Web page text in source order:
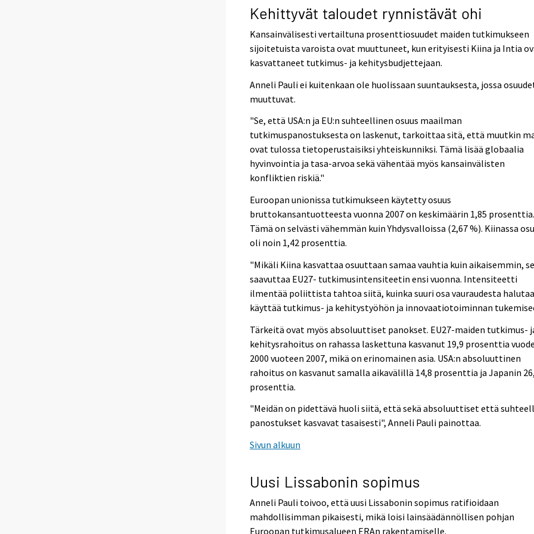
Kehittyvät taloudet rynnistävät ohi
Kansainvälisesti vertailtuna prosenttiosuudet maiden tutkimukseen
sijoitetuista varoista ovat muuttuneet, kun erityisesti Kiina ja Intia
kasvattaneet tutkimus- ja kehitysbudjettejaan.
Anneli Pauli ei kuitenkaan ole huolissaan suuntauksesta, jossa
muuttuvat.
"Se, että USA:n ja EU:n suhteellinen osuus maailman
tutkimuspanostuksesta on laskenut, tarkoittaa sitä, että muutkin
ovat tulossa tietoperustaisiksi yhteiskunniksi. Tämä lisää globaalia
hyvinvointia ja tasa-arvoa sekä vähentää myös kansainvälisten
konfliktien riskiä."
Euroopan unionissa tutkimukseen käytetty osuus
bruttokansantuotteesta vuonna 2007 on keskimäärin 1,85 prosenttia.
Tämä on selvästi vähemmän kuin Yhdysvalloissa (2,67 %). Kiinassa
oli noin 1,42 prosenttia.
"Mikäli Kiina kasvattaa osuuttaan samaa vauhtia kuin aikaisemmin, se
saavuttaa EU27- tutkimusintensiteetin ensi vuonna. Intensiteetti
ilmentää poliittista tahtoa siitä, kuinka suuri osa vauraudesta
käyttää tutkimus- ja kehitystyöhön ja innovaatiotoiminnan
Tärkeitä ovat myös absoluuttiset panokset. EU27-maiden tutkimus-
kehitysrahoitus on rahassa laskettuna kasvanut 19,9 prosenttia
2000 vuoteen 2007, mikä on erinomainen asia. USA:n absoluuttinen
rahoitus on kasvanut samalla aikavälillä 14,8 prosenttia ja Japanin
prosenttia.
"Meidän on pidettävä huoli siitä, että sekä absoluuttiset että
panostukset kasvavat tasaisesti", Anneli Pauli painottaa.
Sivun alkuun
Uusi Lissabonin sopimus
Anneli Pauli toivoo, että uusi Lissabonin sopimus ratifioidaan
mahdollisimman pikaisesti, mikä loisi lainsäädännöllisen pohjan
Euroopan tutkimusalueen ERAn rakentamiselle.